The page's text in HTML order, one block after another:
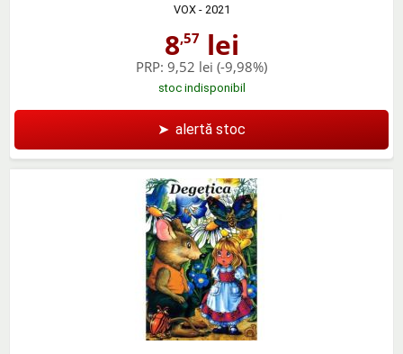
VOX- 2021
8,57lei
PRP: 9,52 lei (-9,98%)
stoc indisponibil
➤ alertă stoc